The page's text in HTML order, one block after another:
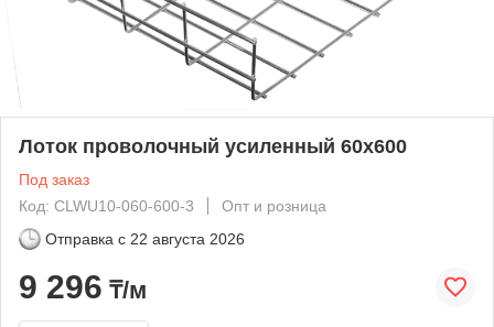
Лоток проволочный усиленный 60х600
Под заказ
Код: CLWU10-060-600-3
Опт и розница
Отправка с 22 августа 2026
9 296 ₸/м